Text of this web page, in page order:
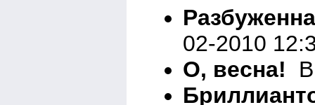
02-2010
О, весна!